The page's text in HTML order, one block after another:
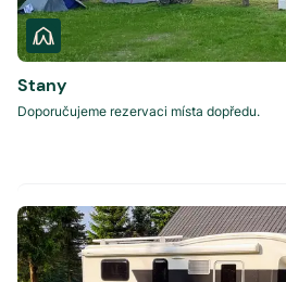
Stany
Doporučujeme rezervaci místa dopředu.